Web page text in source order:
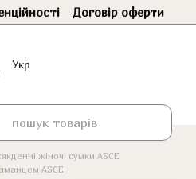
Договір оферти
Укр
жіночі сумки ASCE
ASCE